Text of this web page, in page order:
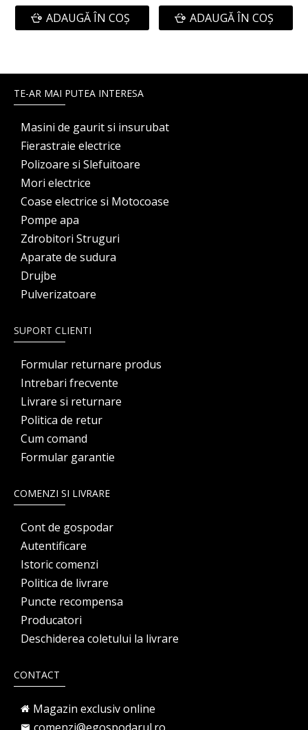
ADAUGĂ ÎN COŞ ADAUGĂ ÎN COŞ
TE-AR MAI PUTEA INTERESA
Masini de gaurit si insurubat
Fierastraie electrice
Polizoare si Slefuitoare
Mori electrice
Coase electrice si Motocoase
Pompe apa
Zdrobitori Struguri
Aparate de sudura
Drujbe
Pulverizatoare
SUPORT CLIENTI
Formular returnare produs
Intrebari frecvente
Livrare si returnare
Politica de retur
Cum comand
Formular garantie
COMENZI SI LIVRARE
Cont de gospodar
Autentificare
Istoric comenzi
Politica de livrare
Puncte recompensa
Producatori
Deschiderea coletului la livrare
CONTACT
Magazin exclusiv online